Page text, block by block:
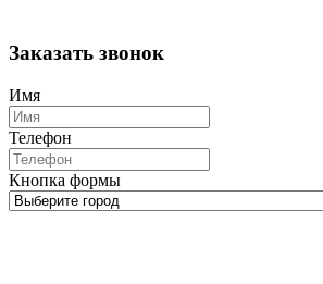
Заказать звонок
Имя
Телефон
Кнопка формы